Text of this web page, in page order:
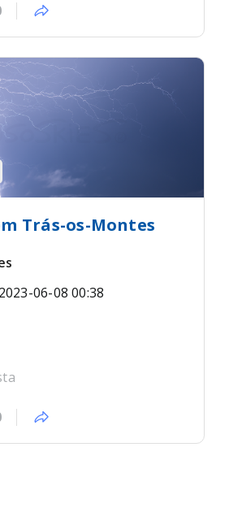
Trás-os-Montes
06-08 00:38